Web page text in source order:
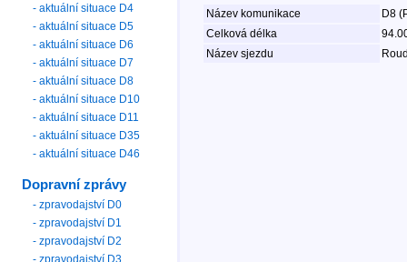
Název komunikace
D8
Celková délka
Název sjezdu
- aktuální situace D4
- aktuální situace D5
- aktuální situace D6
- aktuální situace D7
- aktuální situace D8
- aktuální situace D10
- aktuální situace D11
- aktuální situace D35
- aktuální situace D46
Dopravní zprávy
- zpravodajství D0
- zpravodajství D1
- zpravodajství D2
- zpravodajství D3